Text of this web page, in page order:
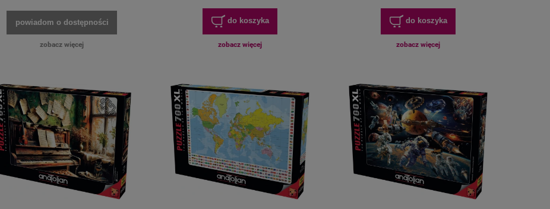
powiadom o dostępności
zobacz więcej
do koszyka
zobacz więcej
do koszyka
zobacz więcej